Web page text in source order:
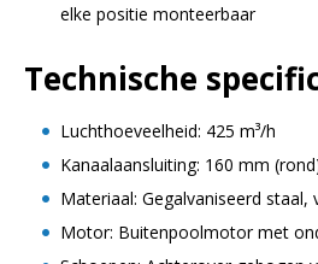
elke positie monteerbaar
Technische
Luchthoeveelheid: 425 m³/h
Kanaalaansluiting: 160 mm
Materiaal: Gegalvaniseerd staal,
Motor: Buitenpoolmotor met